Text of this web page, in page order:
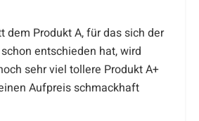
dem Produkt A, für das sich der
entschieden hat, wird
sehr viel tollere Produkt A+
Aufpreis schmackhaft